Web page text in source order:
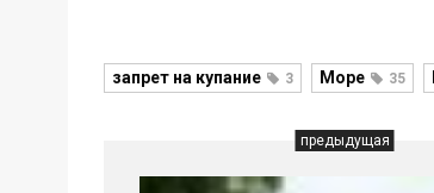
запрет на купание 3 Море 35
предыдущая